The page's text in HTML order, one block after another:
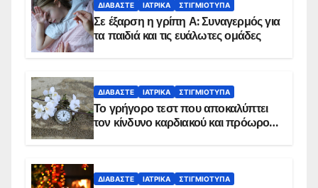
ΔΙΑΒΆΣΤΕ ΙΑΤΡΙΚΆ ΣΤΙΓΜΙΌΤΥΠΑ
Σε έξαρση η γρίπη Α: Συναγερμός για
τα παιδιά και τις ευάλωτες ομάδες
ΔΙΑΒΆΣΤΕ ΙΑΤΡΙΚΆ ΣΤΙΓΜΙΌΤΥΠΑ
Το γρήγορο τεστ που αποκαλύπτει
τον κίνδυνο καρδιακού και πρόωρου
ΔΙΑΒΆΣΤΕ ΙΑΤΡΙΚΆ ΣΤΙΓΜΙΌΤΥΠΑ